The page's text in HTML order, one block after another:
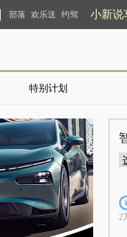
部落 欢乐送 约驾 小新说
特别计划
2